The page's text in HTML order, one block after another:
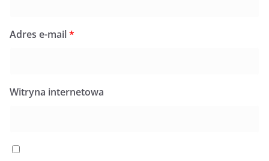
Adres e-mail*
Witryna internetowa